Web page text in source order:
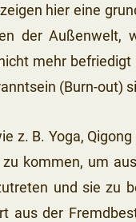
hier eine
der Außenwelt,
mehr
(Burn-out)
z. B. Yoga,
zu kommen, um
und sie zu
aus der